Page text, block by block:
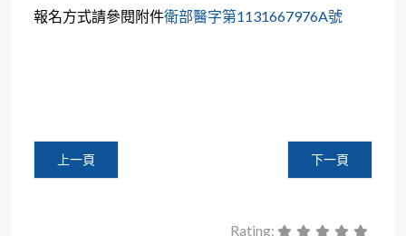
報名方式請參閱附件衛部醫字第1131667976A號
上一篇文章: 【代公告】中央健保署「113年民眾自主管理健
上一頁 下一篇文章: 【
下一頁
Rating: